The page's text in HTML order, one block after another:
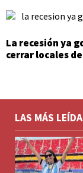
La recesión ya
cerrar locales
LAS MÁS